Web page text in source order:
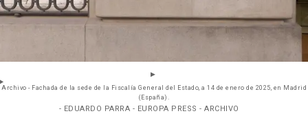
Archivo - Fachada de la sede de la Fiscalía General del Estado, a 14 de enero de 2025, en Madrid
(España).
- EDUARDO PARRA - EUROPA PRESS - ARCHIVO